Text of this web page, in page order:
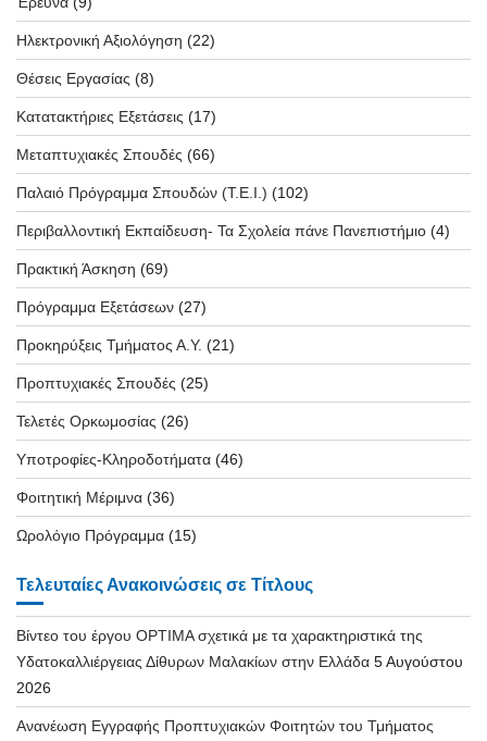
Ηλεκτρονική Αξιολόγηση (22)
Θέσεις Εργασίας (8)
Κατατακτήριες Εξετάσεις (17)
Μεταπτυχιακές Σπουδές (66)
Παλαιό Πρόγραμμα Σπουδών (T.E.I.) (102)
Περιβαλλοντική Εκπαίδευση- Τα Σχολεία πάνε Πανεπιστήμιο (4)
Πρακτική Άσκηση (69)
Πρόγραμμα Εξετάσεων (27)
Προκηρύξεις Τμήματος Α.Υ. (21)
Προπτυχιακές Σπουδές (25)
Τελετές Ορκωμοσίας (26)
Υποτροφίες-Κληροδοτήματα (46)
Φοιτητική Μέριμνα (36)
Ωρολόγιο Πρόγραμμα (15)
Τελευταίες Ανακοινώσεις σε Τίτλους
Βίντεο του έργου OPTIMA σχετικά με τα χαρακτηριστικά της
Υδατοκαλλιέργειας Δίθυρων Μαλακίων στην Ελλάδα 5 Αυγούστου
2026
Ανανέωση Εγγραφής Προπτυχιακών Φοιτητών του Τμήματος